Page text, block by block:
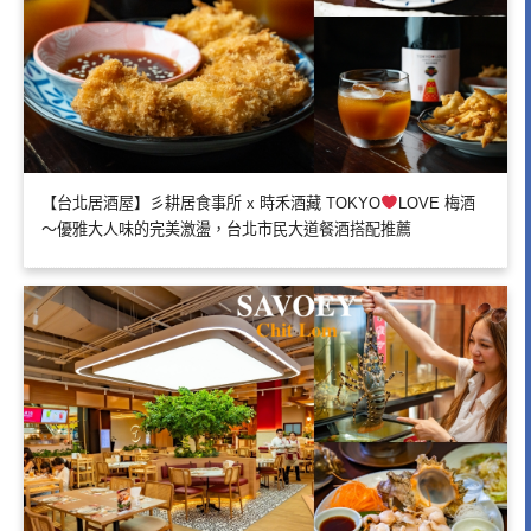
【台北居酒屋】彡耕居食事所 x 時禾酒藏 TOKYO
LOVE 梅酒
～優雅大人味的完美激盪，台北市民大道餐酒搭配推薦